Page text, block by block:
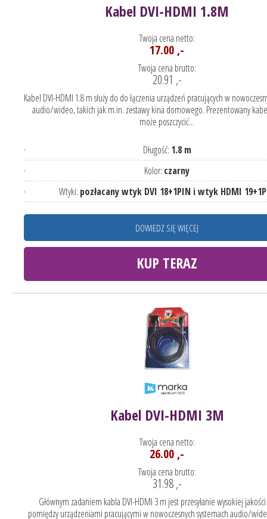
Kabel DVI-HDMI 1.8M
Twoja cena netto:
17.00 ,-
Twoja cena brutto:
20.91 ,-
Kabel DVI-HDMI 1.8 m służy do do łączenia urządzeń pracujących w
audio/wideo, takich jak m.in. zestawy kina domowego. Prezentowany
może poszczycić...
Długość: 1.8 m
Kolor: czarny
Wtyki: pozłacany wtyk DVI 18+1PIN i wtyk HDMI
DOWIEDZ SIĘ WIĘCEJ
KUP TERAZ
Kabel DVI-HDMI 3M
Twoja cena netto:
26.00 ,-
Twoja cena brutto:
31.98 ,-
Głównym zadaniem kabla DVI-HDMI 3 m jest przesyłanie wysokiej jakości
pomiędzy urządzeniami pracującymi w nowoczesnych systemach audio/